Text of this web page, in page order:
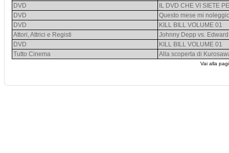
DVD
IL DVD CHE VI SIETE
DVD
Questo mese mi
DVD
KILL BILL VOLUME 01
Attori, Attrici e Registi
Johnny Depp vs.
DVD
KILL BILL VOLUME 01
Tutto Cinema
Alla scoperta di
Vai alla